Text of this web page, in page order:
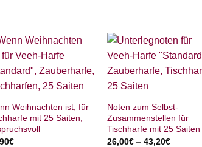
Weihnachten ist, für
mit 25 Saiten,
€
Noten zum Selbst-
Zusammenstellen für
Tischharfe mit 25 Saiten
26,00€ –43,20€